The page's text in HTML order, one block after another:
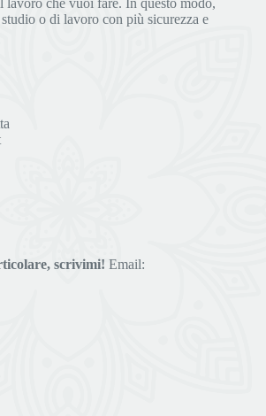
o di lavoro con più sicurezza e
scrivimi! Email: